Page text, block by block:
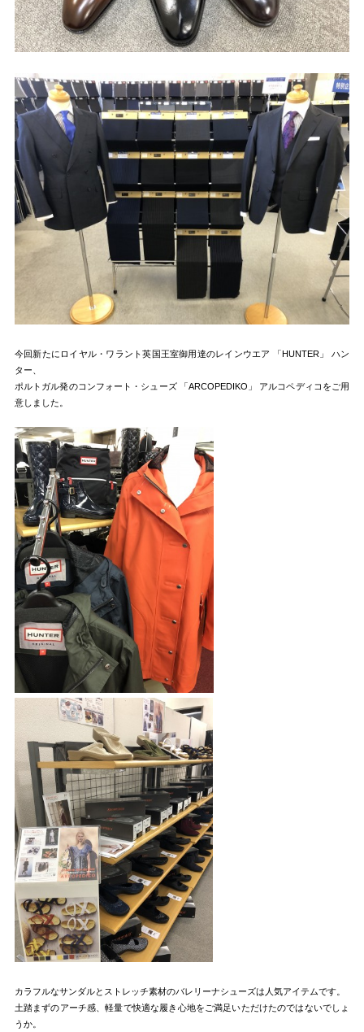
今回新たにロイヤル・ワラント英国王室御用達のレインウエア 「HUNTER」 ハン
ター、
ポルトガル発のコンフォート・シューズ 「ARCOPEDIKO」 アルコペディコをご用
意しました。
カラフルなサンダルとストレッチ素材のバレリーナシューズは人気アイテムです。
土踏まずのアーチ感、軽量で快適な履き心地をご満足いただけたのではないでしょ
うか。